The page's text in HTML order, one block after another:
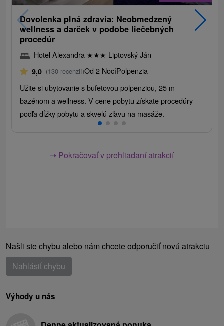
Dovolenka plná zdravia: Neobmedzený
wellness a darček v podobe liečebných
procedúr
Hotel Alexandra ★★★ Liptovský Ján
9,0 (130 recenzií)Od 2 NocíPolpenzia
Užite si ubytovanie s bufetovou polpenziou, 25 m
bazénom a wellness. V cene pobytu získate procedúry
podľa dĺžky pobytu a skvelú zľavu na masáže.
➝ Pokračovať v prehliadaní atrakcií
Našli ste chybu alebo nám chcete odporučiť novú atrakciu
Nahlásiť chybu
Výhody u nás